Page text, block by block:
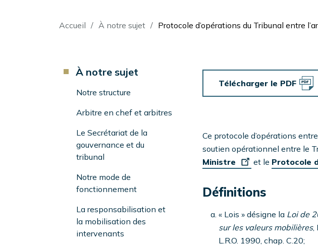
Fil
Accueil À notre sujet Protocole d’opérations du Tribunal entre l’arbitre en chef et
Component
Left
À notre sujet
Notre structure
Arbitre en chef et arbitres
Le Secrétariat de la
gouvernance et du
tribunal
Notre mode de
fonctionnement
La responsabilisation et
la mobilisation des
intervenants
Télécharger le PDF
Ce protocole d’opérations
soutien opérationnel entre le
Ministre
et le Protocole
Définitions
« Lois » désigne la Loi de
sur les valeurs mobilières,
L.R.O. 1990, chap. C.20;